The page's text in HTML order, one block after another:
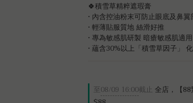
🍀積雪草精粹遮瑕膏
• 內含控油粉末可防止眼底及鼻
• 輕薄貼服質地 絲滑好推
• 專為敏感肌研製 暗瘡敏感肌適用
• 蘊含30%以上「積雪草因子」
至08/09 16:00截止 全店，【